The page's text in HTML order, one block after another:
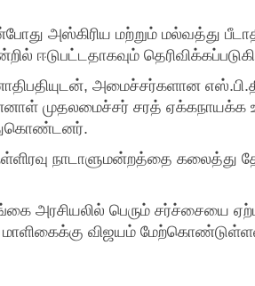
அஸ்கிரிய மற்றும் மல்வத்து
ஈடுபட்டதாகவும்
அமைச்சர்களான
முதலமைச்சர் சரத் ஏக்கநாயக்க
நாடாளுமன்றத்தை கலைத்து
அரசியலில் பெரும் சர்ச்சையை
விஜயம்